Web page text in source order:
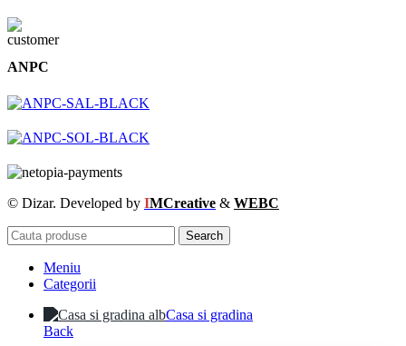
ANPC
© Dizar. Developed by IMCreative & WEBC
Search
Meniu
Categorii
Casa si gradina
Back